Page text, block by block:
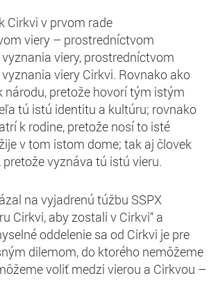
Cirkvi v prvom rade
viery – prostredníctvom
viery, prostredníctvom
viery Cirkvi. Rovnako ako
národu, pretože hovorí tým istým
tú istú identitu a kultúru; rovnako
k rodine, pretože nosí to isté
v tom istom dome; tak aj človek
pretože vyznáva tú istú vieru.
na vyjadrenú túžbu SSPX
Cirkvi, aby zostali v Cirkvi“ a
oddelenie sa od Cirkvi je pre
dilemom, do ktorého nemôžeme
voliť medzi vierou a Cirkvou –